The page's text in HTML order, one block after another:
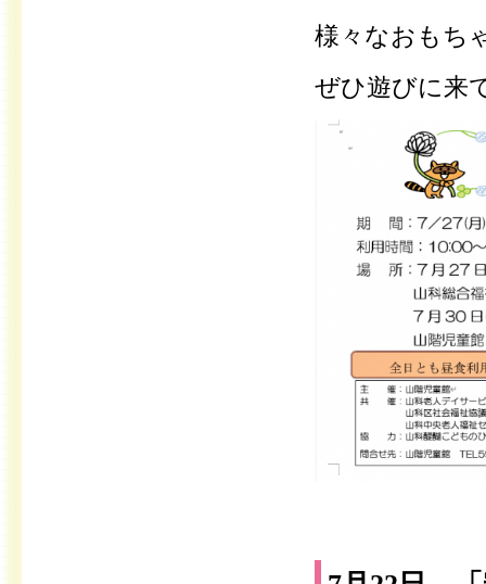
様々なおもち
ぜひ遊びに来